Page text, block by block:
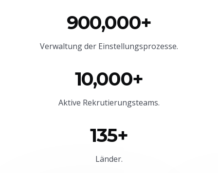
900,000+
Verwaltung der Einstellungsprozesse.
10,000+
Aktive Rekrutierungsteams.
135+
Länder.